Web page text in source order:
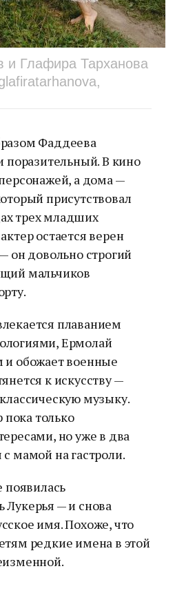
и Глафира Тарханова
Фаддеева
поразительный. В кино
а дома —
присутствовал
трех младших
остается верен
он довольно строгий
мальчиков
плаванием
Ермолай
и обожает военные
к искусству —
музыку.
только
но уже в два
мамой на гастроли.
появилась
Лукерья — и снова
имя. Похоже, что
редкие имена в этой